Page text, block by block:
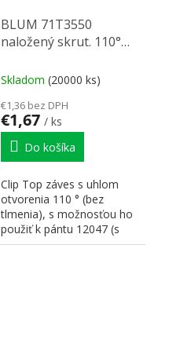
BLUM 71T3550
naložený skrut. 110°
Skladom (20000 ks)
€1,36 bez DPH
€1,67 / ks
Do košíka
Clip Top záves s uhlom
otvorenia 110 ° (bez
tlmenia), s možnosťou ho
použiť k pántu 12047 (s
integrovaným tlmením)....